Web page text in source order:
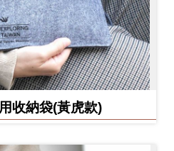
收納袋(黃虎款)